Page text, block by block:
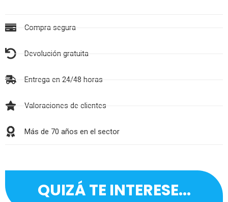
Compra segura
Devolución gratuita
Entrega en 24/48 horas
Valoraciones de clientes
Más de 70 años en el sector
QUIZÁ TE INTERESE...